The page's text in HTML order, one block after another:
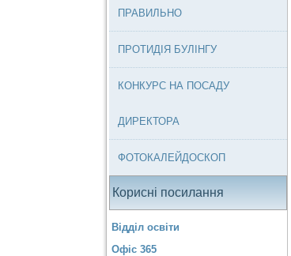
ПРАВИЛЬНО
ПРОТИДІЯ БУЛІНГУ
КОНКУРС НА ПОСАДУ
ДИРЕКТОРА
ФОТОКАЛЕЙДОСКОП
Корисні посилання
Відділ освіти
Офіс 365